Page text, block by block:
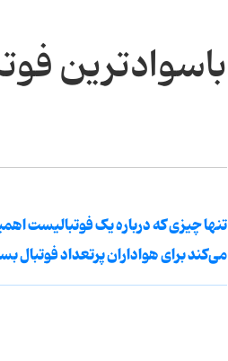
باسوادترین
تنها چیزی که درباره یک فوتبالیست
می‌کند برای هواداران پرتعداد فوتبال